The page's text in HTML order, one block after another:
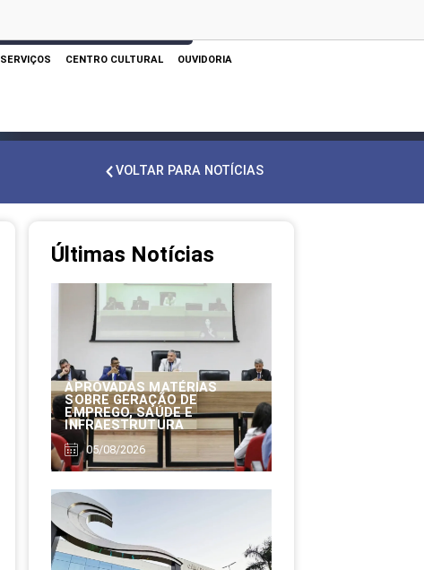
SERVIÇOS CENTRO CULTURAL OUVIDORIA
VOLTAR PARA NOTÍCIAS
Últimas Notícias
APROVADAS MATÉRIAS
SOBRE GERAÇÃO DE
EMPREGO, SAÚDE E
INFRAESTRUTURA
05/08/2026